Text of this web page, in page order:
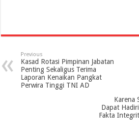
Previous
Kasad Rotasi Pimpinan Jabatan
Penting Sekaligus Terima
Laporan Kenaikan Pangkat
Perwira Tinggi TNI AD
Karena
Dapat
Fakta